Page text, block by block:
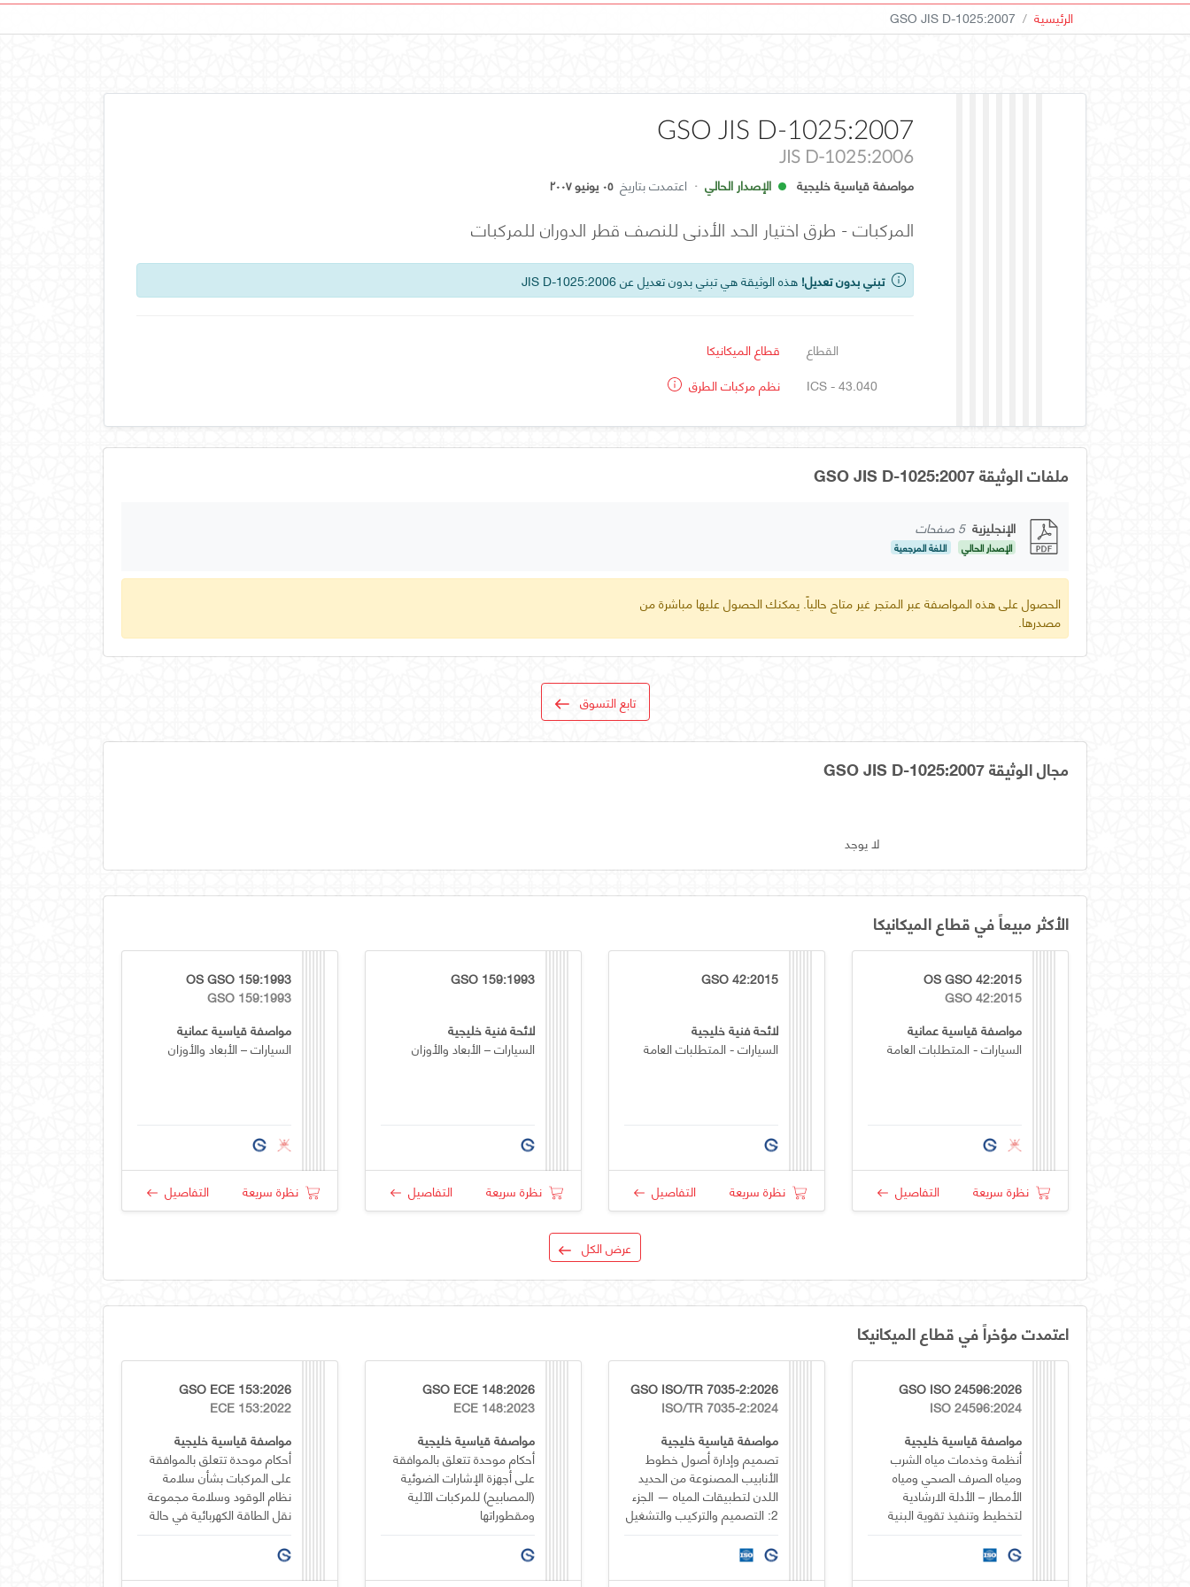
الرئيسية GSO JIS D-1025:2007
GSO JIS D-1025:2007
JIS D-1025:2006
مواصفة قياسية خليجية الإصدار الحالي · اعتمدت بتاريخ ٠٥ يونيو ٢٠٠٧
المركبات - طرق اختيار الحد الأدنى للنصف قطر الدوران للمركبات
تبني بدون تعديل! هذه الوثيقة هي تبني بدون تعديل عن JIS D-1025:2006
القطاع
قطاع الميكانيكا
ICS - 43.040
نظم مركبات الطرق
ملفات الوثيقة GSO JIS D-1025:2007
الإنجليزية 5 صفحات
الإصدار الحالي اللغة المرجعية
الحصول على هذه المواصفة عبر المتجر غير متاح حالياً. يمكنك الحصول عليها مباشرة من
مصدرها.
تابع التسوق
مجال الوثيقة GSO JIS D-1025:2007
لا يوجد
الأكثر مبيعاً في قطاع الميكانيكا
OS GSO 42:2015
GSO 42:2015
مواصفة قياسية عمانية
السيارات - المتطلبات العامة
نظرة سريعة التفاصيل
GSO 42:2015
لائحة فنية خليجية
السيارات - المتطلبات العامة
نظرة سريعة التفاصيل
GSO 159:1993
لائحة فنية خليجية
السيارات – الأبعاد والأوزان
نظرة سريعة التفاصيل
OS GSO 159:1993
GSO 159:1993
مواصفة قياسية عمانية
السيارات – الأبعاد والأوزان
نظرة سريعة التفاصيل
عرض الكل
اعتمدت مؤخراً في قطاع الميكانيكا
GSO ISO 24596:2026
ISO 24596:2024
مواصفة قياسية خليجية
أنظمة وخدمات مياه الشرب
ومياه الصرف الصحي ومياه
الأمطار – الأدلة الارشادية
لتخطيط وتنفيذ تقوية البنية
الصرف الصحي
GSO ISO/TR 7035-2:2026
ISO/TR 7035-2:2024
مواصفة قياسية خليجية
تصميم وإدارة أصول خطوط
الأنابيب المصنوعة من الحديد
اللدن لتطبيقات المياه — الجزء
2: التصميم والتركيب والتشغيل
GSO ECE 148:2026
ECE 148:2023
مواصفة قياسية خليجية
أحكام موحدة تتعلق بالموافقة
على أجهزة الإشارات الضوئية
(المصابيح) للمركبات الآلية
ومقطوراتها
GSO ECE 153:2026
ECE 153:2022
مواصفة قياسية خليجية
أحكام موحدة تتعلق بالموافقة
على المركبات بشأن سلامة
نظام الوقود وسلامة مجموعة
نقل الطاقة الكهربائية في حالة